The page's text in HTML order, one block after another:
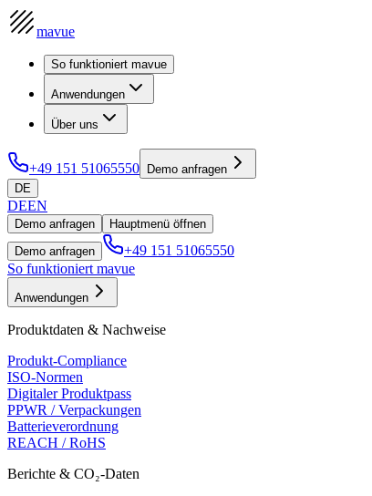
mavue
So funktioniert mavue
Anwendungen
Über uns
+49 151 51065550
Demo anfragen
DE
DEEN
Demo anfragen
Hauptmenü öffnen
Demo anfragen
+49 151 51065550
So funktioniert mavue
Anwendungen
Produktdaten & Nachweise
Produkt-Compliance
ISO-Normen
Digitaler Produktpass
PPWR / Verpackungen
Batterieverordnung
REACH / RoHS
Berichte & CO₂-Daten